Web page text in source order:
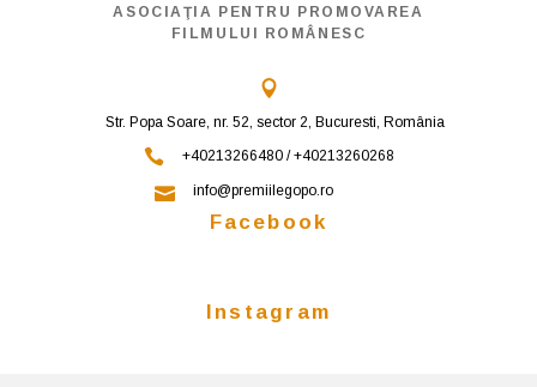
ASOCIAŢIA PENTRU PROMOVAREA
FILMULUI ROMÂNESC
Str. Popa Soare, nr. 52, sector 2, Bucuresti, România
+40213266480 / +40213260268
info@premiilegopo.ro
Facebook
Instagram